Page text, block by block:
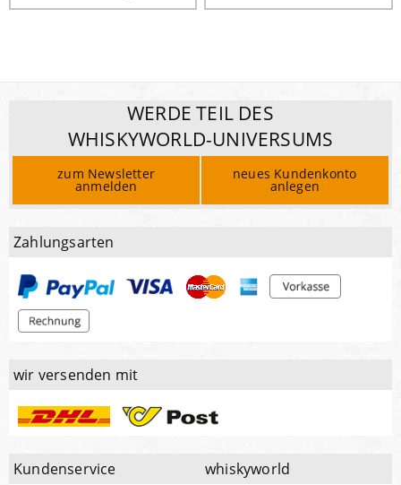
WERDE TEIL DES
WHISKYWORLD-UNIVERSUMS
zum Newsletter
anmelden
neues Kundenkonto
anlegen
Zahlungsarten
wir versenden mit
Kundenservice whiskyworld